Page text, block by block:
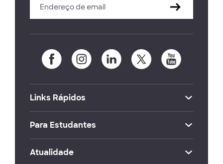
Links Rápidos
Para Estudantes
Atualidade